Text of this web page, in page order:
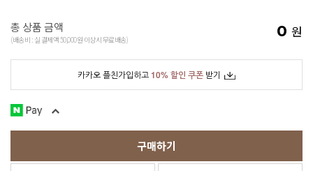
총 상품 금액
(배송비 : 실 결제액 50,000원 이상시 무료배송) 0 원
카카오 플친가입하고10% 할인 쿠폰 받기
구매하기